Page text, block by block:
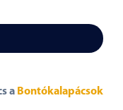
a Bontókalapácsok